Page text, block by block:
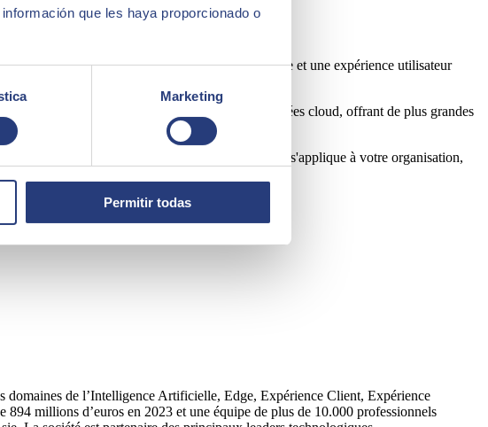
que les haya proporcionado o
Marketing
Permitir todas
utilisé. Elle a acquis une apparence harmonisée et une expérience utilisateur
que MS Drive, Sharepoint et les bases de données cloud, offrant de plus grandes
des utilisateurs.
le 21 décembre. Si l'un des scénarios suivants s'applique à votre organisation,
domaines de l’Intelligence Artificielle, Edge, Expérience Client, Expérience
millions d’euros en 2023 et une équipe de plus de 10.000 professionnels